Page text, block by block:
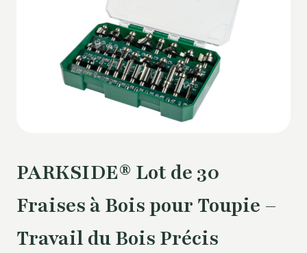
PARKSIDE® Lot de 30
Fraises à Bois pour Toupie –
Travail du Bois Précis